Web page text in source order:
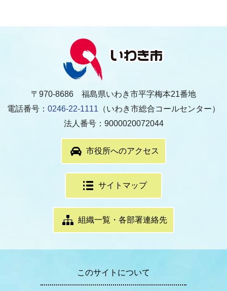
〒970-8686 福島県いわき市平字梅本21番地
電話番号： 0246-22-1111 （いわき市総合コールセンター）
法人番号：9000020072044
市役所へのアクセス
サイトマップ
組織一覧・各部署連絡先
このサイトについて